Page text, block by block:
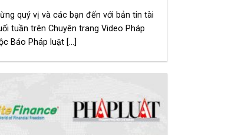
quý vị và các bạn đến với bản tin tài
tuần trên Chuyên trang Video Pháp
Báo Pháp luật [...]